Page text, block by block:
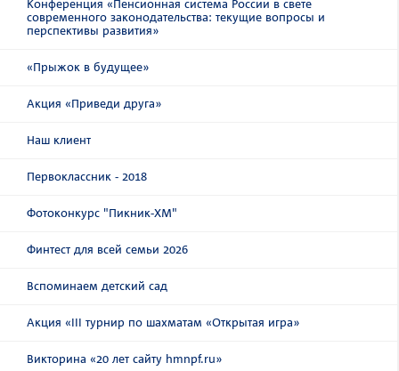
Конференция «Пенсионная система России в свете
современного законодательства: текущие вопросы и
перспективы развития»
«Прыжок в будущее»
Акция «Приведи друга»
Наш клиент
Первоклассник - 2018
Фотоконкурс "Пикник-ХМ"
Финтест для всей семьи 2026
Вспоминаем детский сад
Акция «III турнир по шахматам «Открытая игра»
Викторина «20 лет сайту hmnpf.ru»